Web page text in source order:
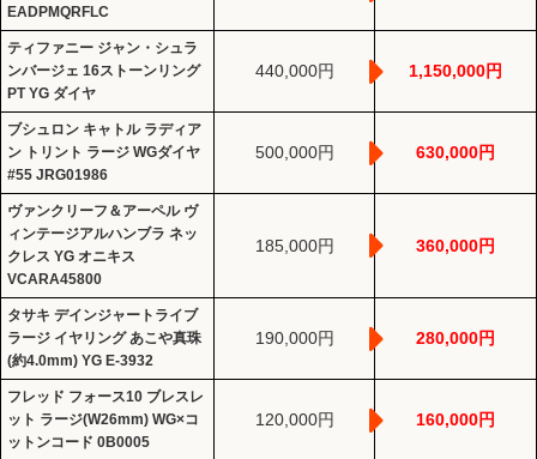
EADPMQRFLC
ティファニー ジャン・シュラ
ンバージェ 16ストーンリング
PT YG ダイヤ
440,000円 1,150,000円
ブシュロン キャトル ラディア
ン トリント ラージ WGダイヤ
#55 JRG01986
500,000円 630,000円
ヴァンクリーフ＆アーペル ヴ
ィンテージアルハンブラ ネッ
クレス YG オニキス
VCARA45800
185,000円 360,000円
タサキ デインジャートライブ
ラージ イヤリング あこや真珠
(約4.0mm) YG E-3932
190,000円 280,000円
フレッド フォース10 ブレスレ
ット ラージ(W26mm) WG×コ
ットンコード 0B0005
120,000円 160,000円